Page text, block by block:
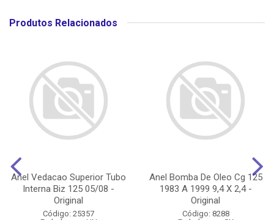
Produtos Relacionados
Anel Vedacao Superior Tubo
Interna Biz 125 05/08 -
Original
Código: 25357
Anel Bomba De Oleo Cg 125
1983 A 1999 9,4 X 2,4 -
Original
Código: 8288